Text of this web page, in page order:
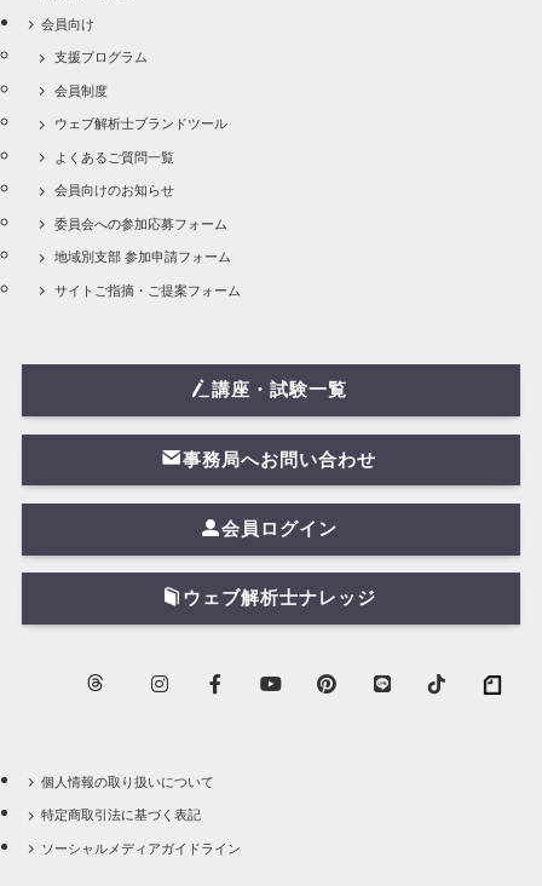
会員向け
支援プログラム
会員制度
ウェブ解析士ブランドツール
よくあるご質問一覧
会員向けのお知らせ
委員会への参加応募フォーム
地域別支部 参加申請フォーム
サイトご指摘・ご提案フォーム
講座・試験一覧
事務局へお問い合わせ
会員ログイン
ウェブ解析士ナレッジ
個人情報の取り扱いについて
特定商取引法に基づく表記
ソーシャルメディアガイドライン